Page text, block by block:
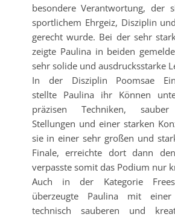
besondere Verantwortung, der
sportlichem Ehrgeiz, Disziplin
gerecht wurde. Bei der sehr
zeigte Paulina in beiden
sehr solide und ausdrucksstarke
In der Disziplin Poomsae
stellte Paulina ihr Können
präzisen Techniken, sauber
Stellungen und einer starken
sie in einer sehr großen und
Finale, erreichte dort dann
verpasste somit das Podium nur
Auch in der Kategorie
überzeugte Paulina mit einer
technisch sauberen und